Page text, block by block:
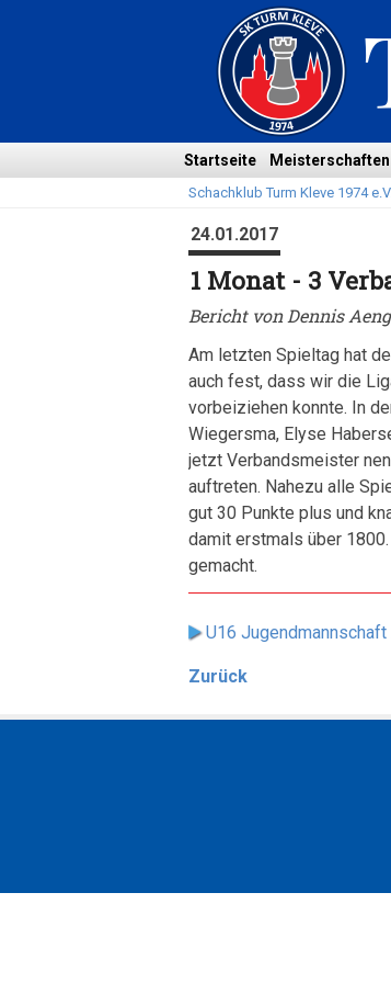
überspringen
Startseite Meisterschaften
Schachklub Turm Kleve 1974
24.01.2017
1 Monat - 3
Bericht von Dennis
Am letzten Spieltag hat
auch fest, dass wir die
vorbeiziehen konnte. In
Wiegersma, Elyse
jetzt Verbandsmeister
auftreten. Nahezu alle
gut 30 Punkte plus und
damit erstmals über
gemacht.
U16
Zurück